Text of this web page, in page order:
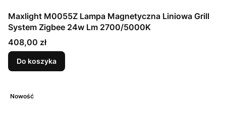
Maxlight M0055Z Lampa Magnetyczna Liniowa Grill
System Zigbee 24w Lm 2700/5000K
Cena
408,00 zł
Do koszyka
Nowość